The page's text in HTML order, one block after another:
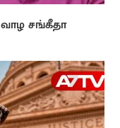
சங்கீதா